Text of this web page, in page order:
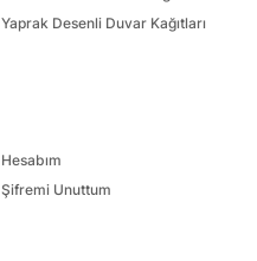
Yaprak Desenli Duvar Kağıtları
Hesabım
Şifremi Unuttum